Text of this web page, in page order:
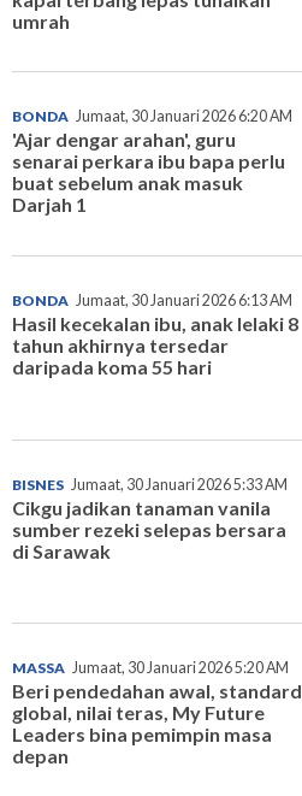
umrah
BONDA Jumaat, 30 Januari 2026 6:20 AM
'Ajar dengar arahan', guru
senarai perkara ibu bapa perlu
buat sebelum anak masuk
Darjah 1
BONDA Jumaat, 30 Januari 2026 6:13 AM
Hasil kecekalan ibu, anak lelaki 8
tahun akhirnya tersedar
daripada koma 55 hari
BISNES Jumaat, 30 Januari 2026 5:33 AM
Cikgu jadikan tanaman vanila
sumber rezeki selepas bersara
di Sarawak
MASSA Jumaat, 30 Januari 2026 5:20 AM
Beri pendedahan awal, standard
global, nilai teras, My Future
Leaders bina pemimpin masa
depan